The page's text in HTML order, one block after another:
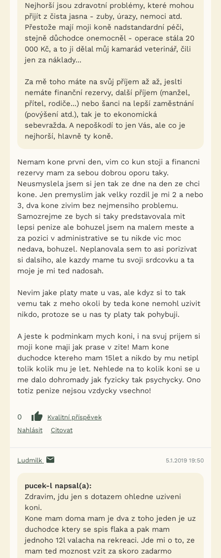
Nejhorší jsou zdravotní problémy, které mohou
přijít z čista jasna - zuby, úrazy, nemoci atd.
Přestože mají moji koně nadstandardní péči,
stejně důchodce onemocněl - operace stála 20
000 Kč, a to ji dělal můj kamarád veterinář, čili
jen za náklady...
Za mě toho máte na svůj příjem až až, jeslti
nemáte finanční rezervy, další příjem (manžel,
přítel, rodiče...) nebo šanci na lepší zaměstnání
(povýšení atd.), tak je to ekonomická
sebevražda. A nepoškodí to jen Vás, ale co je
nejhorší, hlavně ty koně.
Nemam kone prvni den, vim co kun stoji a financni
rezervy mam za sebou dobrou oporu taky.
Neusmyslela jsem si jen tak ze dne na den ze chci
kone. Jen premyslim jak velky rozdil je mi 2 a nebo
3, dva kone zivim bez nejmensiho problemu.
Samozrejme ze bych si taky predstavovala mit
lepsi penize ale bohuzel jsem na malem meste a
za pozici v administrative se tu nikde vic moc
nedava, bohuzel. Neplanovala sem to asi porizivat
si dalsiho, ale kazdy mame tu svoji srdcovku a ta
moje je mi ted nadosah.
Nevim jake platy mate u vas, ale kdyz si to tak
vemu tak z meho okoli by teda kone nemohl uzivit
nikdo, protoze se u nas ty platy tak pohybuji.
A jeste k podminkam mych koni, i na svuj prijem si
moji kone maji jak prase v zite! Mam kone
duchodce ktereho mam 15let a nikdo by mu netipl
tolik kolik mu je let. Nehlede na to kolik koni se u
me dalo dohromady jak fyzicky tak psychycky. Ono
totiz penize nejsou vzdycky vsechno!
0
Kvalitní příspěvek
Nahlásit
Citovat
Ludmilk 5.1.2019 19:50
pucek-l napsal(a):
Zdravim, jdu jen s dotazem ohledne uziveni
koni.
Kone mam doma mam je dva z toho jeden je uz
duchodce ktery se spis flaka a pak mam
jednoho 12l valacha na rekreaci. Jde mi o to, ze
mam ted moznost vzit za skoro zadarmo